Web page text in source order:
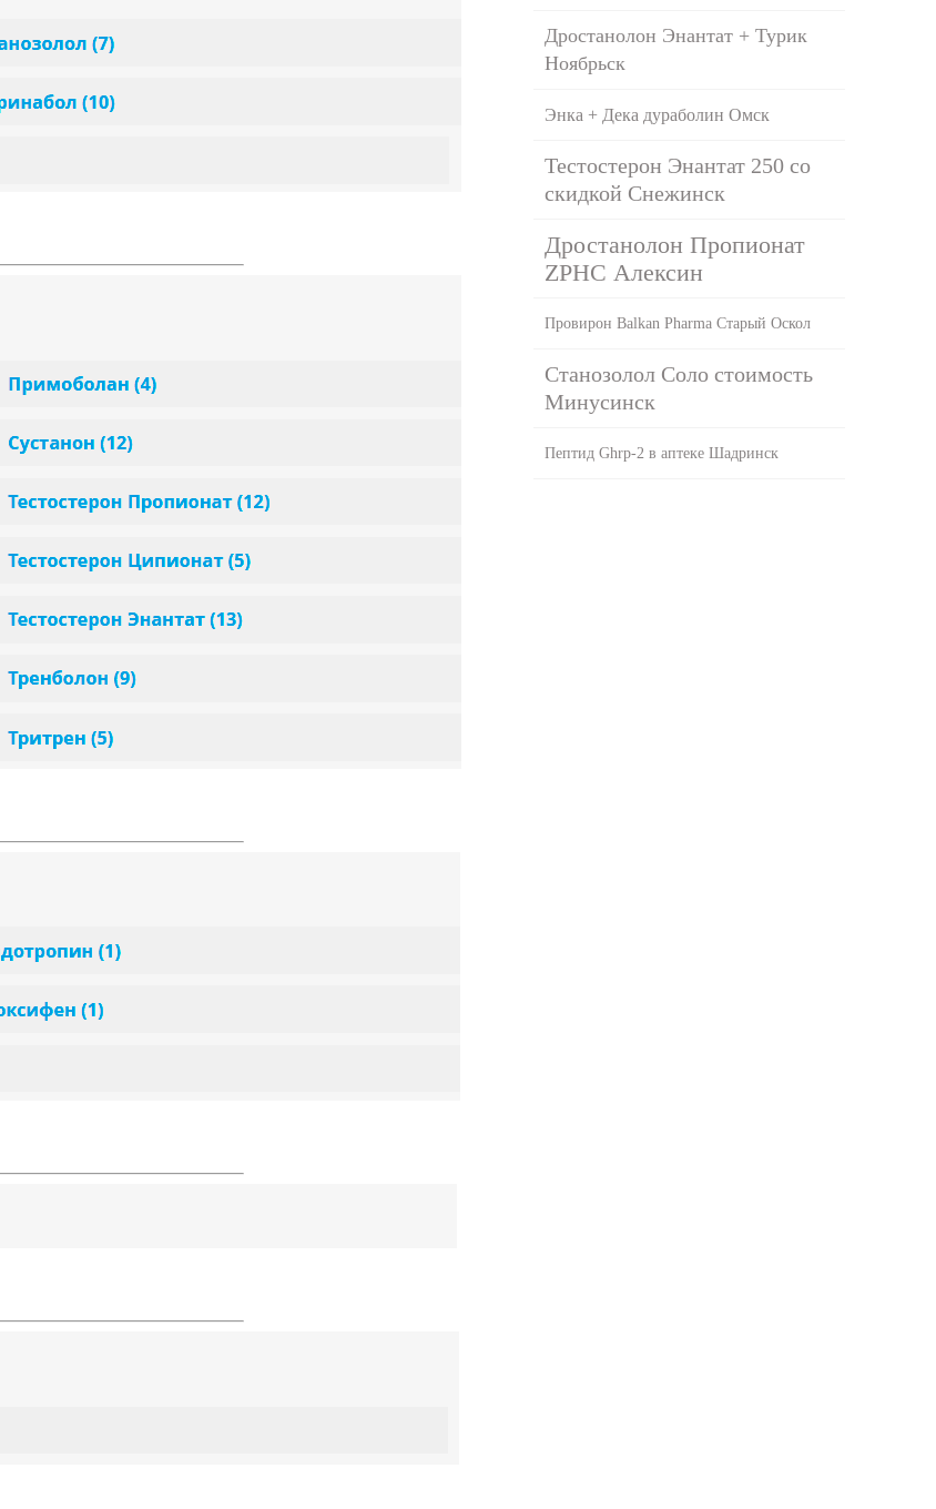
Дростанолон Энантат + Турик
Ноябрьск
Энка + Дека дураболин Омск
Тестостерон Энантат 250 со
скидкой Снежинск
Дростанолон Пропионат
ZPHC Алексин
Провирон Balkan Pharma Старый Оскол
Станозолол Соло стоимость
Минусинск
Пептид Ghrp-2 в аптеке Шадринск